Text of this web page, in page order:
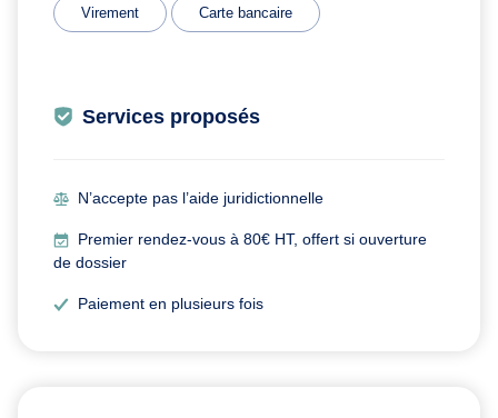
Virement Carte bancaire
Services proposés
N’accepte pas l’aide juridictionnelle
Premier rendez-vous à 80€ HT, offert si ouverture
de dossier
Paiement en plusieurs fois